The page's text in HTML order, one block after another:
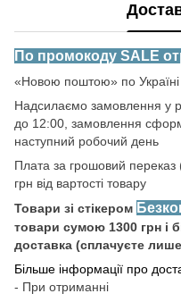
По промокоду SALE
«Новою поштою» по
Надсилаємо замовлення у
до 12:00, замовлення
наступний робочий день
Плата за грошовий
грн від вартості товару
Товари зі стікером
товари сумою 1300 грн і
доставка (сплачуєте
Більше інформації про
- При отриманні